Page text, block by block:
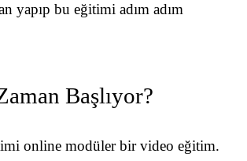
yapıp bu eğitimi adım adım
Başlıyor?
online modüler bir video eğitim.